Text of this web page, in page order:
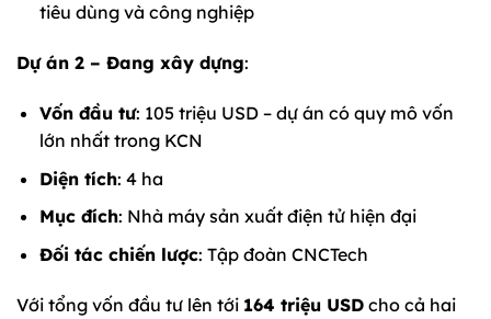
tiêu dùng và công nghiệp
Dự án 2 – Đang xây dựng:
Vốn đầu tư: 105 triệu USD – dự án có quy mô vốn
lớn nhất trong KCN
Diện tích: 4 ha
Mục đích: Nhà máy sản xuất điện tử hiện đại
Đối tác chiến lược: Tập đoàn CNCTech
Với tổng vốn đầu tư lên tới 164 triệu USD cho cả hai